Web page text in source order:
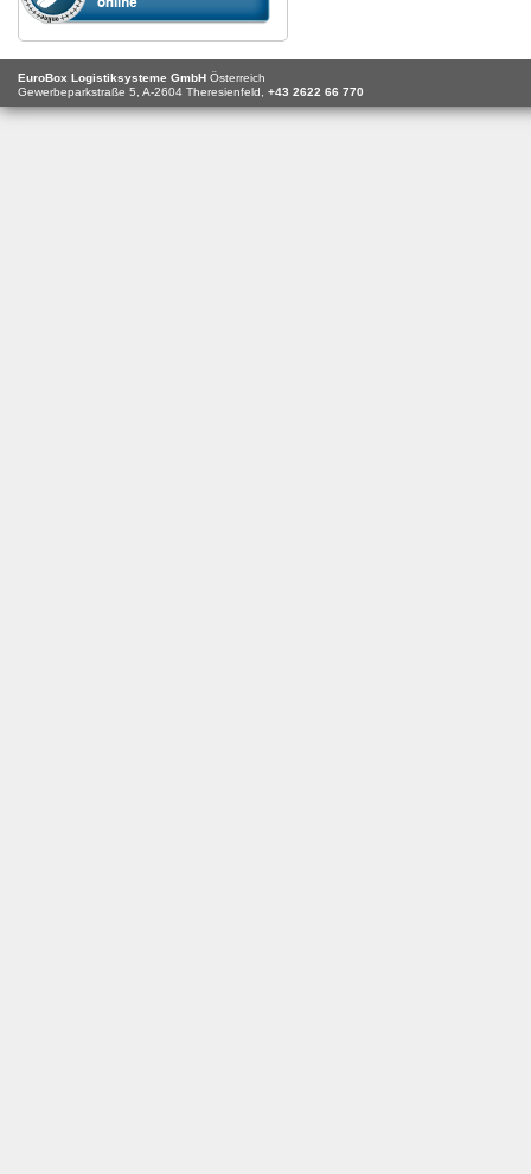
EuroBox Logistiksysteme GmbH Österreich
Gewerbeparkstraße 5, A-2604 Theresienfeld, +43 2622 66 770